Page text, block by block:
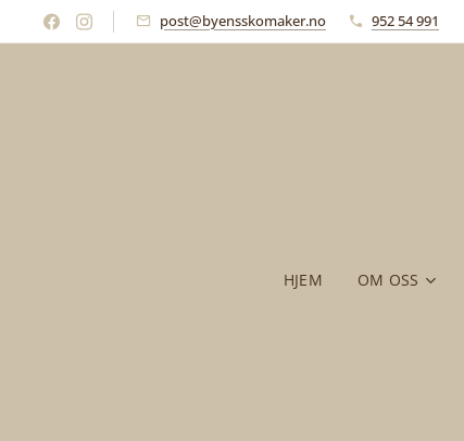
post@byensskomaker.no 952 54 991
HJEM OM OSS